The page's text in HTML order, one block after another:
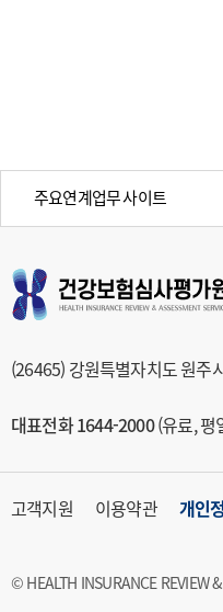
주요연계업무 사이트
(26465) 강원특별자치도 원주
대표전화 1644-2000(유료, 평
고객지원 이용약관 개인
© HEALTH INSURANCE REVIEW